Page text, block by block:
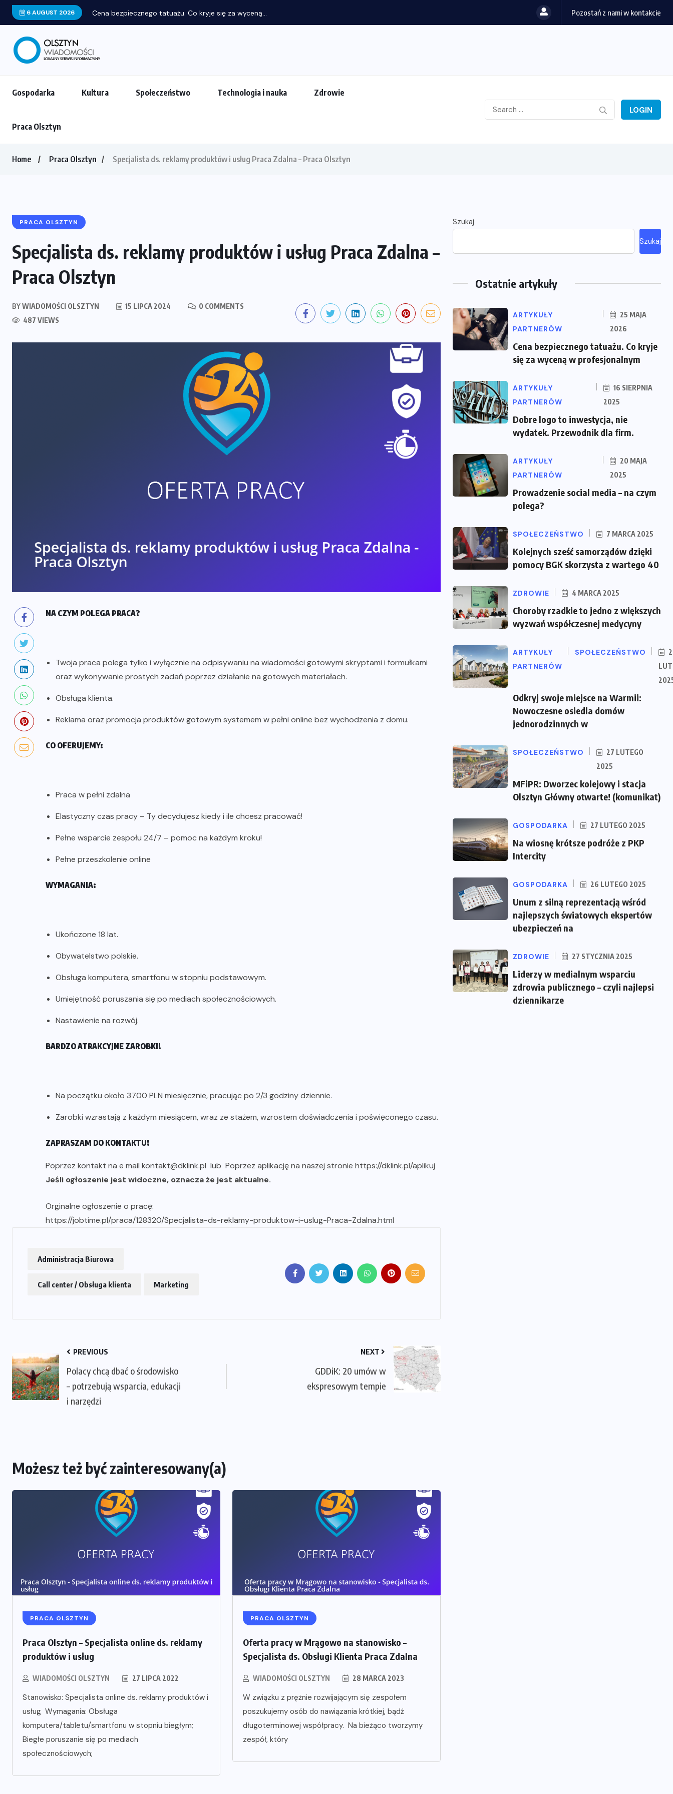
6 AUGUST 2026 Cena bezpiecznego tatuażu. Co kryje się za wyceną... Pozostań z nami w kontakcie
Gospodarka Kultura Społeczeństwo Technologia i nauka Zdrowie
Praca Olsztyn
LOGIN
Home Praca Olsztyn Specjalista ds. reklamy produktów i usług Praca Zdalna – Praca Olsztyn
PRACA OLSZTYN
Specjalista ds. reklamy produktów i usług Praca Zdalna –
Praca Olsztyn
BYWIADOMOŚCI OLSZTYN 15 LIPCA 2024
0 COMMENTS
487 VIEWS
NA CZYM POLEGA PRACA?
Twoja praca polega tylko i wyłącznie na odpisywaniu na wiadomości gotowymi skryptami i formułkami
oraz wykonywanie prostych zadań poprzez działanie na gotowych materiałach.
Obsługa klienta.
Reklama oraz promocja produktów gotowym systemem w pełni online bez wychodzenia z domu.
CO OFERUJEMY:
Praca w pełni zdalna
Elastyczny czas pracy – Ty decydujesz kiedy i ile chcesz pracować!
Pełne wsparcie zespołu 24/7 – pomoc na każdym kroku!
Pełne przeszkolenie online
WYMAGANIA:
Ukończone 18 lat.
Obywatelstwo polskie.
Obsługa komputera, smartfonu w stopniu podstawowym.
Umiejętność poruszania się po mediach społecznościowych.
Nastawienie na rozwój.
BARDZO ATRAKCYJNE ZAROBKI!
Na początku około 3700 PLN miesięcznie, pracując po 2/3 godziny dziennie.
Zarobki wzrastają z każdym miesiącem, wraz ze stażem, wzrostem doświadczenia i poświęconego czasu.
ZAPRASZAM DO KONTAKTU!
Poprzez kontakt na e mail kontakt@dklink.pl lub Poprzez aplikację na naszej stronie https://dklink.pl/aplikuj
Jeśli ogłoszenie jest widoczne, oznacza że jest aktualne.
Orginalne ogłoszenie o pracę:
https://jobtime.pl/praca/128320/Specjalista-ds-reklamy-produktow-i-uslug-Praca-Zdalna.html
Administracja Biurowa
Call center / Obsługa klienta Marketing
PREVIOUS
Polacy chcą dbać o środowisko
– potrzebują wsparcia, edukacji
i narzędzi
NEXT
GDDiK: 20 umów w
ekspresowym tempie
Możesz też być zainteresowany(a)
PRACA OLSZTYN
Praca Olsztyn – Specjalista online ds. reklamy
produktów i usług
WIADOMOŚCI OLSZTYN 27 LIPCA 2022
Stanowisko: Specjalista online ds. reklamy produktów i
usług Wymagania: Obsługa
komputera/tabletu/smartfonu w stopniu biegłym;
Biegłe poruszanie się po mediach
społecznościowych;
PRACA OLSZTYN
Oferta pracy w Mrągowo na stanowisko –
Specjalista ds. Obsługi Klienta Praca Zdalna
WIADOMOŚCI OLSZTYN 28 MARCA 2023
W związku z prężnie rozwijającym się zespołem
poszukujemy osób do nawiązania krótkiej, bądź
długoterminowej współpracy. Na bieżąco tworzymy
zespół, który
Szukaj
Szukaj
Ostatnie artykuły
ARTYKUŁY
PARTNERÓW
25 MAJA
2026
Cena bezpiecznego tatuażu. Co kryje
się za wyceną w profesjonalnym
ARTYKUŁY
PARTNERÓW
16 SIERPNIA
2025
Dobre logo to inwestycja, nie
wydatek. Przewodnik dla firm.
ARTYKUŁY
PARTNERÓW
20 MAJA
2025
Prowadzenie social media – na czym
polega?
SPOŁECZEŃSTWO 7 MARCA 2025
Kolejnych sześć samorządów dzięki
pomocy BGK skorzysta z wartego 40
ZDROWIE 4 MARCA 2025
Choroby rzadkie to jedno z większych
wyzwań współczesnej medycyny
ARTYKUŁY
PARTNERÓW
SPOŁECZEŃSTWO
Odkryj swoje miejsce na Warmii:
Nowoczesne osiedla domów
jednorodzinnych w
SPOŁECZEŃSTWO
27 LUTEGO
2025
MFiPR: Dworzec kolejowy i stacja
Olsztyn Główny otwarte! (komunikat)
GOSPODARKA 27 LUTEGO 2025
Na wiosnę krótsze podróże z PKP
Intercity
GOSPODARKA 26 LUTEGO 2025
Unum z silną reprezentacją wśród
najlepszych światowych ekspertów
ubezpieczeń na
ZDROWIE 27 STYCZNIA 2025
Liderzy w medialnym wsparciu
zdrowia publicznego – czyli najlepsi
dziennikarze